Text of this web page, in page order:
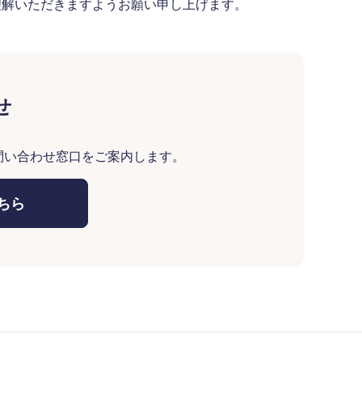
いただきますようお願い申し上げます。
合わせ窓口をご案内します。
ら